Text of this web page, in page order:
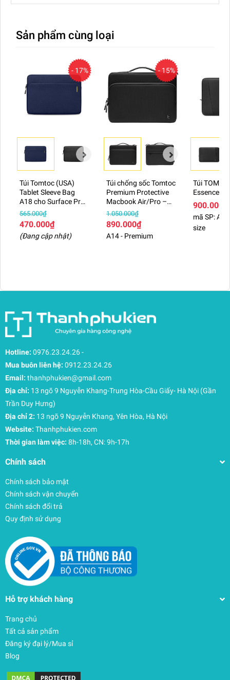
Sản phẩm cùng loại
- 17%
Túi Tomtoc (USA)
Tablet Sleeve Bag
A18 cho Surface Pro
12"
565.000₫
470.000₫
(Đang cập nhật)
- 15%
Túi chống sốc Tomtoc
Premium Protective
Macbook Air/Pro –
A14
1.050.000₫
890.000₫
A14 - Premium
Túi
Essence
900.000₫
mã SP:
size
Hotline: 0976.23.24.26-
Mua buôn liên hệ: 0912.23.24.26
Email: thanhphukien@gmail.com
Địa chỉ: 13 ngõ 9 Nguyễn Khang-Trung Hòa-Cầu Giấy- Hà Nội (Gần
Trần Duy Hưng)
Địa chỉ 2: 13 ngõ 9 Nguyễn Khang, Yên Hòa, Hà Nội
Website: Thanhphukien.com
Thời gian làm việc: 8h-18h, CN: 9h-17h
Chính sách
Chính sách bảo mật
Chính sách vận chuyển
Chính sách đổi trả
Quy định sử dụng
Hỗ trợ khách hàng
Trang chủ
Tất cả sản phẩm
Đăng ký đại lý/Mua sỉ
Blog
Túi xách thời trang đựng Macbook Laptop M417